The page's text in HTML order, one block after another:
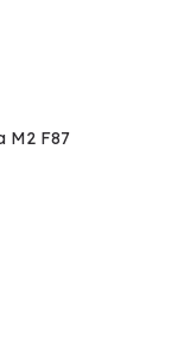
M2 F87